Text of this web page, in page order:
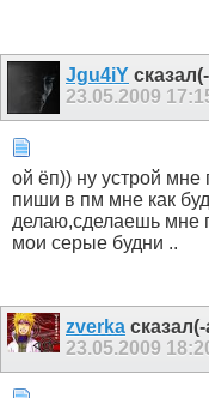
Jgu4iY
23.05.2009
ой ёп)) ну устрой мне
пиши в пм мне как
делаю,сделаешь мне
мои серые будни ..
zverka сказал(-
23.05.2009